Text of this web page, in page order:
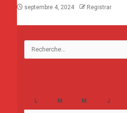
septembre 4, 2024 Registrar
L M M J